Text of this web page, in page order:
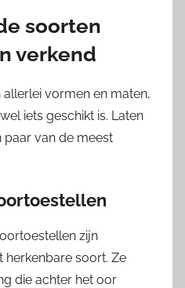
soorten
verkend
vormen en maten,
iets geschikt is. Laten
paar van de meest
zijn
herkenbare soort. Ze
die achter het oor